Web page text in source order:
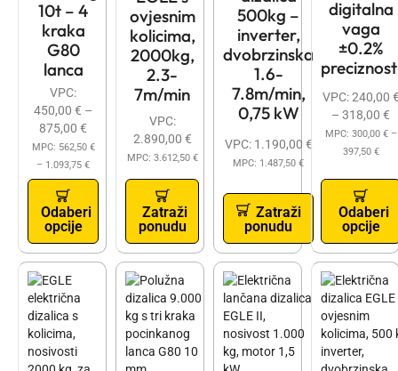
10t – 4
kraka
G80
lanca
VPC:
450,00 € –
875,00 €
MPC: 562,50 €
– 1.093,75 €
Odaberi
opcije
ovjesnim
kolicima,
2000kg,
2.3-
7m/min
VPC:
2.890,00 €
MPC: 3.612,50 €
Zatraži
ponudu
500kg –
inverter,
dvobrzinska
1.6-
7.8m/min,
0,75 kW
VPC: 1.190,00 €
MPC: 1.487,50 €
Zatraži
ponudu
digitalna
vaga
±0.2%
VPC:240,00
– 318,00 €
MPC: 300,00 €–
397,50 €
Odaberi
opcije